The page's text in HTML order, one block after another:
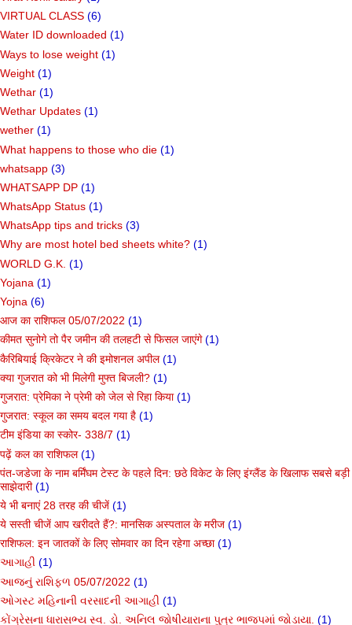
VIRTUAL CLASS (6)
Water ID downloaded (1)
Ways to lose weight (1)
Weight (1)
Wethar (1)
Wethar Updates (1)
wether (1)
What happens to those who die (1)
whatsapp (3)
WHATSAPP DP (1)
WhatsApp Status (1)
WhatsApp tips and tricks (3)
Why are most hotel bed sheets white? (1)
WORLD G.K. (1)
Yojana (1)
Yojna (6)
आज का राशिफल 05/07/2022 (1)
कीमत सुनोगे तो पैर जमीन की तलहटी से फिसल जाएंगे (1)
कैरिबियाई क्रिकेटर ने की इमोशनल अपील (1)
क्या गुजरात को भी मिलेगी मुफ्त बिजली? (1)
गुजरात: प्रेमिका ने प्रेमी को जेल से रिहा किया (1)
गुजरात: स्कूल का समय बदल गया है (1)
टीम इंडिया का स्कोर- 338/7 (1)
पढ़ें कल का राशिफल (1)
पंत-जडेजा के नाम बर्मिंघम टेस्ट के पहले दिन: छठे विकेट के लिए इंग्लैंड के खिलाफ सबसे बड़ी
साझेदारी (1)
ये भी बनाएं 28 तरह की चीजें (1)
ये सस्ती चीजें आप खरीदते हैं?: मानसिक अस्पताल के मरीज (1)
राशिफल: इन जातकों के लिए सोमवार का दिन रहेगा अच्छा (1)
આગાહી (1)
આજનું રાશિફળ 05/07/2022 (1)
ઓગસ્ટ મહિનાની વરસાદની આગાહી (1)
કોંગ્રેસના ધારાસભ્ય સ્વ. ડો. અનિલ જોષીયારાના પુત્ર ભાજપમાં જોડાયા. (1)